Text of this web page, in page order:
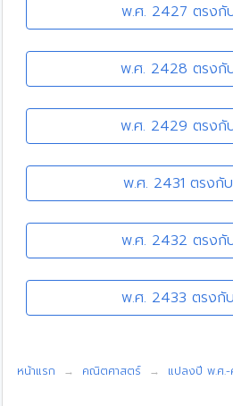
พ.ศ. 2427 ตรงกั
พ.ศ. 2428 ตรงกั
พ.ศ. 2429 ตรงกั
พ.ศ. 2431 ตรงกั
พ.ศ. 2432 ตรงกั
พ.ศ. 2433 ตรงกั
หน้าแรก คณิตศาสตร์ แปลงปี พ.ศ.-